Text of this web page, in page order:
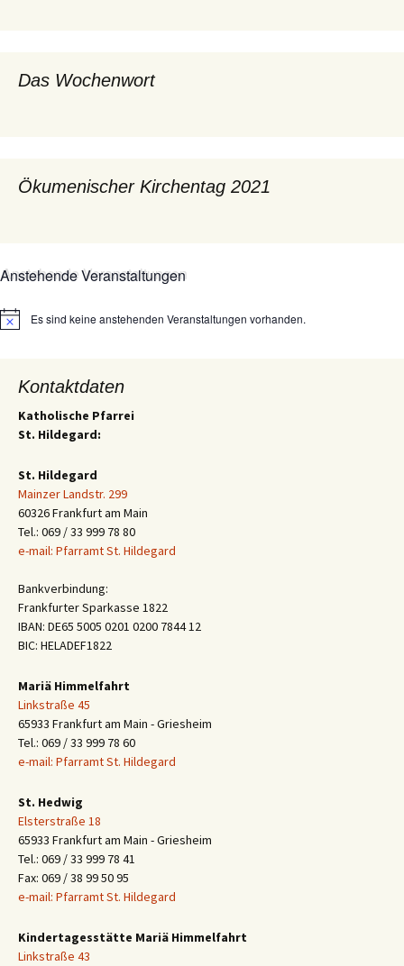
Das Wochenwort
Ökumenischer Kirchentag 2021
Anstehende Veranstaltungen
HinweisEs sind keine anstehenden Veranstaltungen vorhanden.
Kontaktdaten
Katholische Pfarrei
St. Hildegard:
St. Hildegard
Mainzer Landstr. 299
60326 Frankfurt am Main
Tel.: 069 / 33 999 78 80
e-mail: Pfarramt St. Hildegard
Bankverbindung:
Frankfurter Sparkasse 1822
IBAN: DE65 5005 0201 0200 7844 12
BIC: HELADEF1822
Mariä Himmelfahrt
Linkstraße 45
65933 Frankfurt am Main - Griesheim
Tel.: 069 / 33 999 78 60
e-mail: Pfarramt St. Hildegard
St. Hedwig
Elsterstraße 18
65933 Frankfurt am Main - Griesheim
Tel.: 069 / 33 999 78 41
Fax: 069 / 38 99 50 95
e-mail: Pfarramt St. Hildegard
Kindertagesstätte Mariä Himmelfahrt
Linkstraße 43